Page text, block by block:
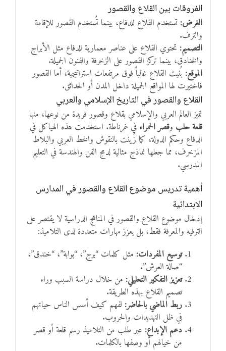
الفروقات بين القلاع والقصور
الغرض: تستخدم القلاع للدفاع، بينما تُستخدم القصور للإقامة
والترف.
التصميم: تحتوي القلاع على عناصر معمارية للدفاع مثل الأبراج
والخنادق، بينما تركز القصور على الزخرفة والفنون الجميلة.
الموقع: بُنيت القلاع غالباً فوق مرتفعات استراتيجية، أما القصور
فاختيرت لها المواقع الجميلة داخل المدن أو الحدائق.
القلاع والقصور في التاريخ الإسلامي والعربي
تميز العالم العربي والإسلامي بقلاع وقصور فريدة من نوعها، منها
قلعة حلب وقصر الحمراء في غرناطة. استخدمت هذه الهياكل في
الدفاع وحكم الدولة، كما زُينت بالنقوش والخط العربي والبلاط
المزخرف، مما جعلها نماذج مثالية لدمج الفن والهندسة في التعليم
المدرسي.
أهمية تدريس موضوع القلاع والقصور في المدارس
الابتدائية
إدخال موضوع القلاع والقصور في المناهج الدراسية لا يقتصر على
الترفيه والمعرفة فقط، بل يعزز مهارات متعددة لدى التلاميذ:
توسيع المفردات: مثل كلمات “برج”، “بوابة”، “خندق”،
“صالة العرش”.
تعزيز التفكير التحليلي: من خلال دراسة السبب وراء
تصميم القلاع بهذه الطريقة.
ربط الماضي بالحاضر: لفهم كيف أسس الناس حياتهم
في ظل التهديدات والحروب.
دعم الإبداع: عبر طلب من التلاميذ رسم قلعة أو قصر
من خيالهم أو وصفها بالكلمات.